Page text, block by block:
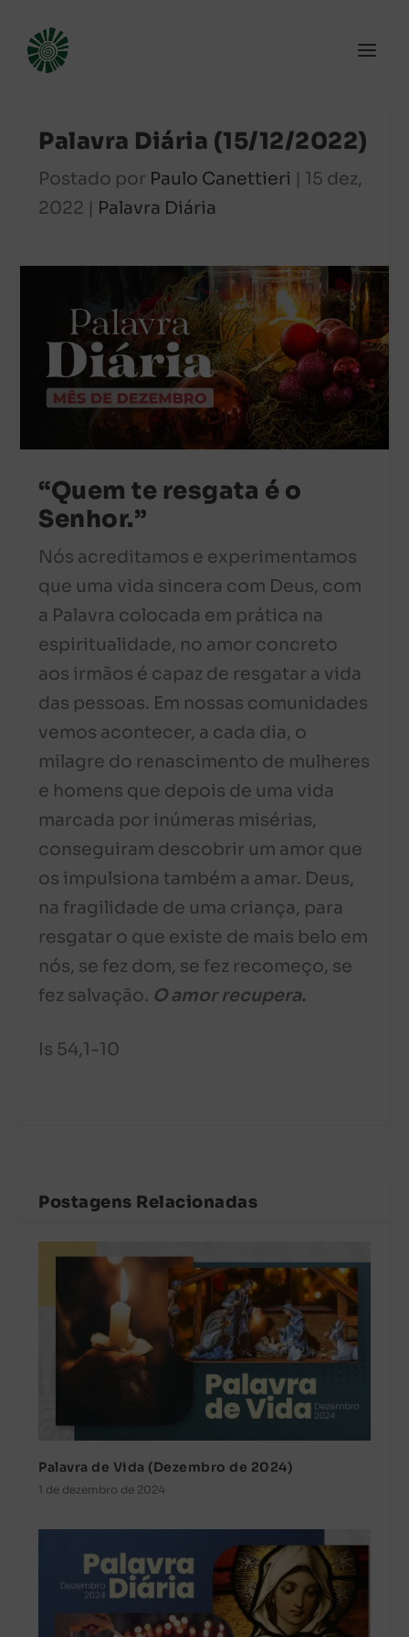
Palavra Diária (15/12/2022)
Postado por Paulo Canettieri | 15 dez,
2022 | Palavra Diária
“Quem te resgata é o
Senhor.”
Nós acreditamos e experimentamos
que uma vida sincera com Deus, com
a Palavra colocada em prática na
espiritualidade, no amor concreto
aos irmãos é capaz de resgatar a vida
das pessoas. Em nossas comunidades
vemos acontecer, a cada dia, o
milagre do renascimento de mulheres
e homens que depois de uma vida
marcada por inúmeras misérias,
conseguiram descobrir um amor que
os impulsiona também a amar. Deus,
na fragilidade de uma criança, para
resgatar o que existe de mais belo em
nós, se fez dom, se fez recomeço, se
fez salvação. O amor recupera.
Is 54,1-10
Postagens Relacionadas
Palavra de Vida (Dezembro de 2024)
1 de dezembro de 2024